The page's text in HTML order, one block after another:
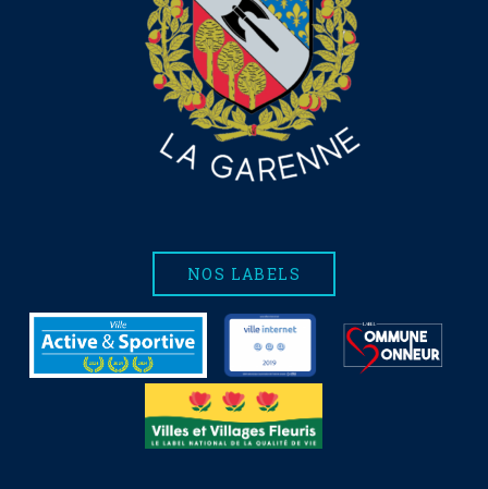
NOS LABELS